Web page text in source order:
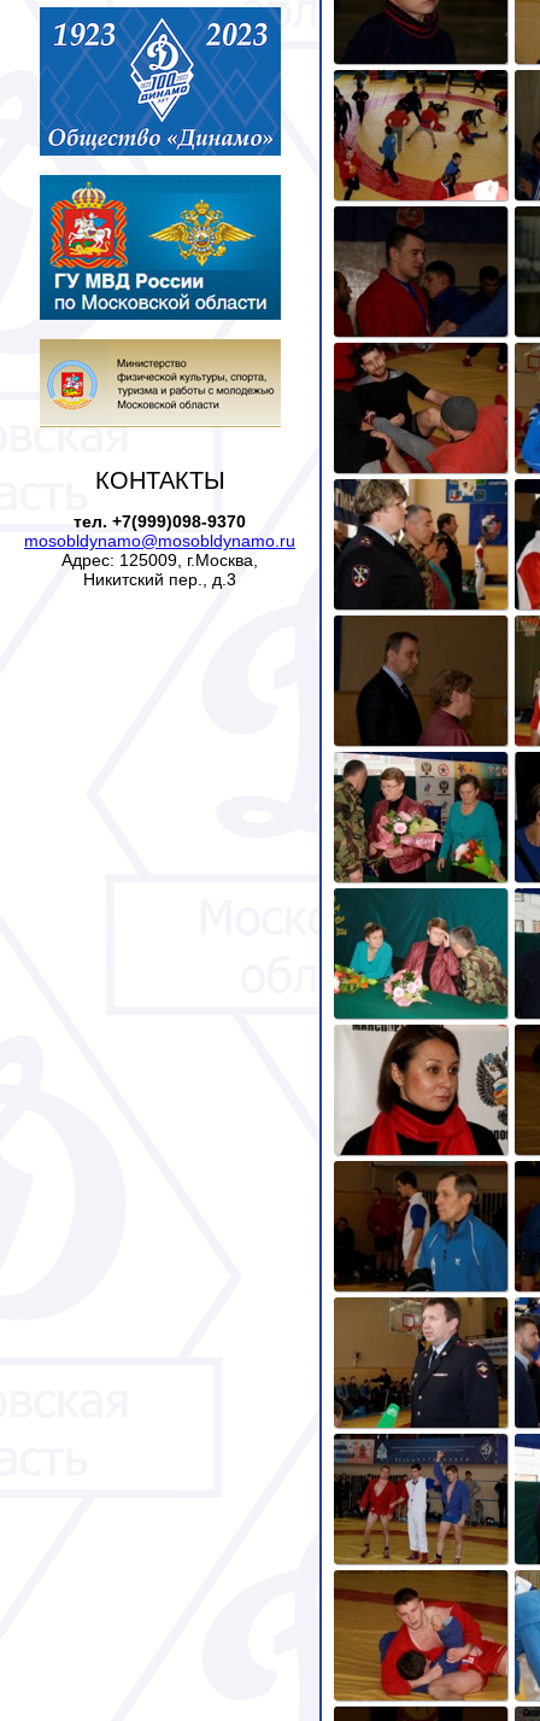
КОНТАКТЫ
тел. +7(999)098-9370
mosobldynamo@mosobldynamo.ru
Адрес: 125009, г.Москва,
Никитский пер., д.3